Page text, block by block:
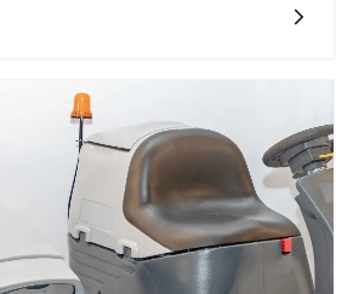
oraz znajomości
prawnych.